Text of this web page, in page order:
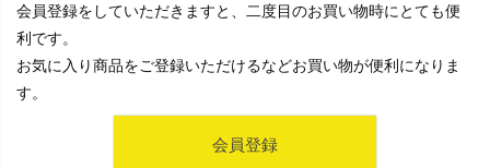
会員登録をしていただきますと、二度目のお買い物時にとても便
利です。
お気に入り商品をご登録いただけるなどお買い物が便利になりま
す。
会員登録